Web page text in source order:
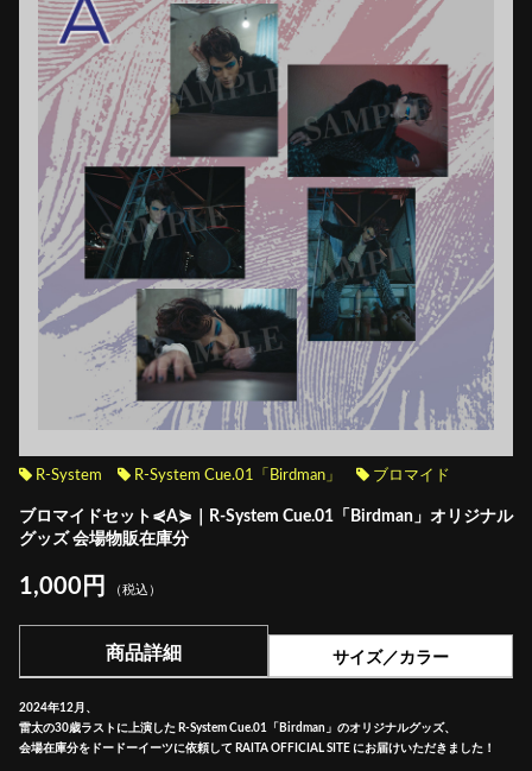
R-System R-System Cue.01「Birdman」 ブロマイド
ブロマイドセット⋞A⋟｜R-System Cue.01「Birdman」オリジナル
グッズ 会場物販在庫分
1,000円 （税込）
商品詳細 サイズ／カラー
2024年12月、
雷太の30歳ラストに上演した R-System Cue.01「Birdman」のオリジナルグッズ、
会場在庫分をドードーイーツに依頼して RAITA OFFICIAL SITE にお届けいただきました！